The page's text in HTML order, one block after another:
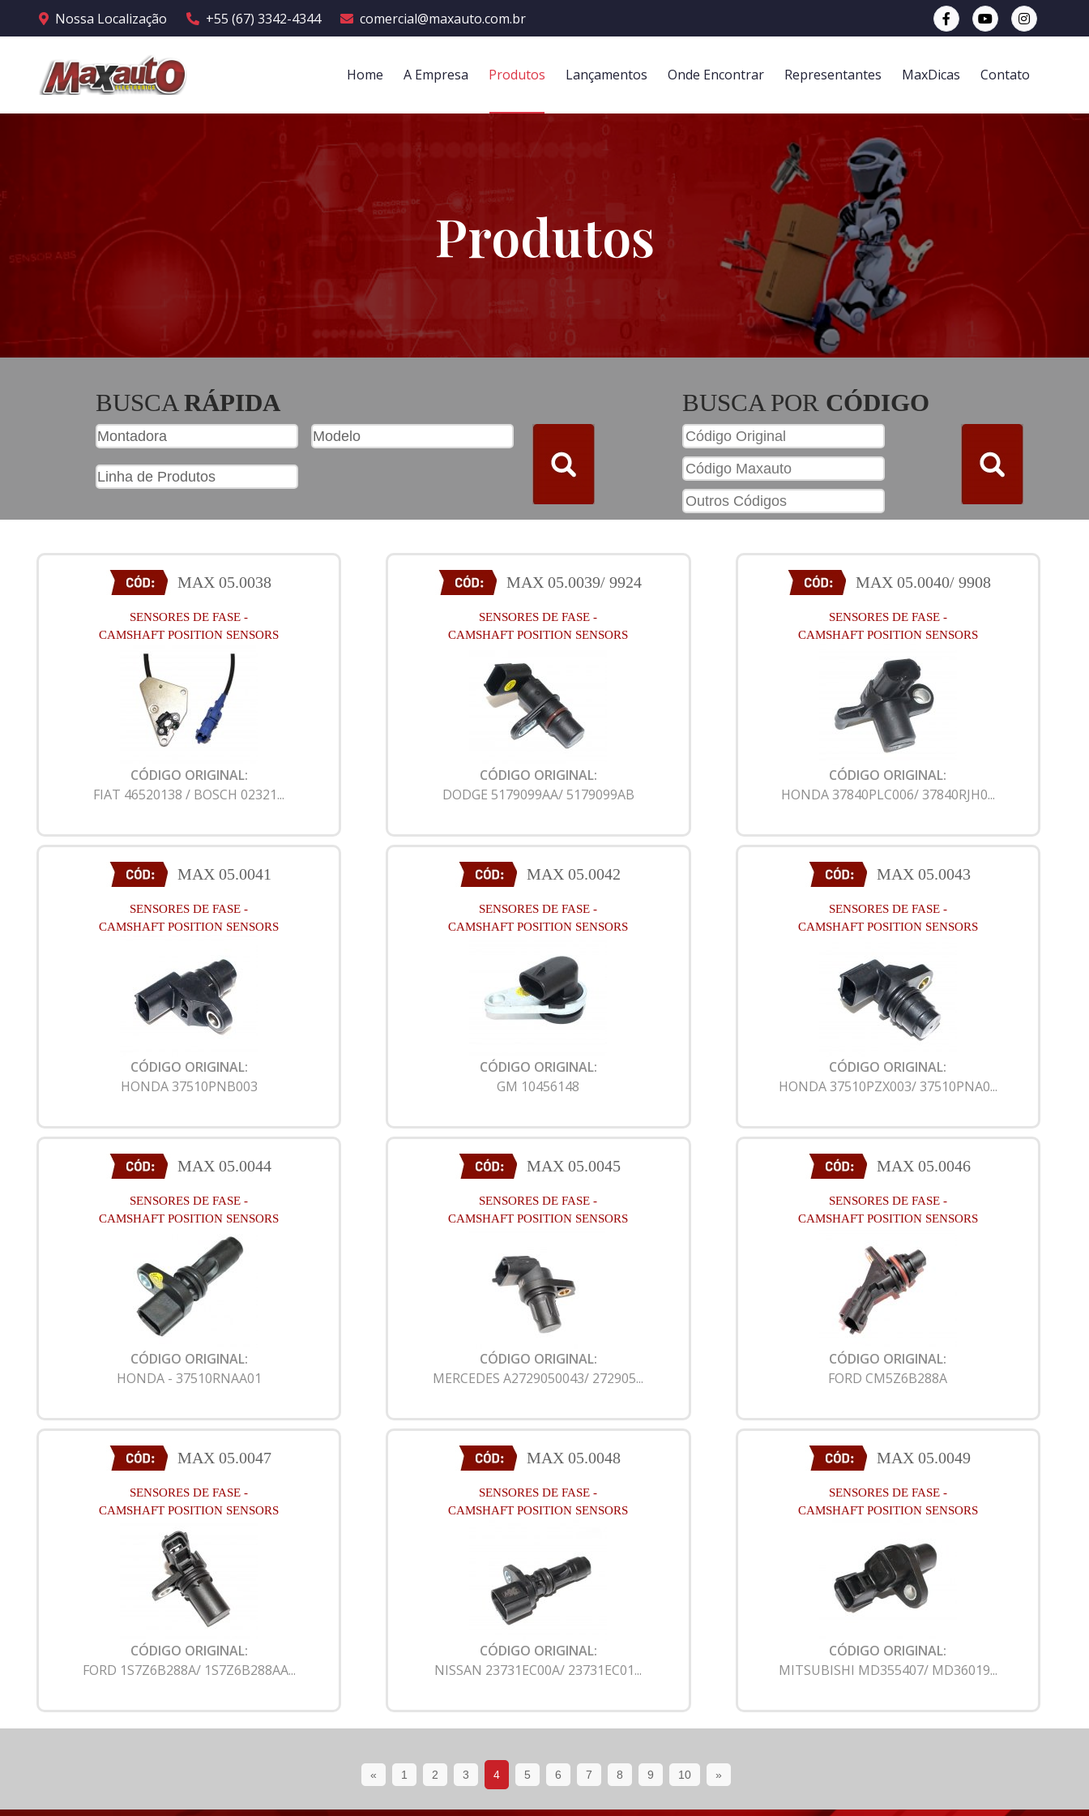
Nossa Localização +55 (67) 3342-4344 comercial@maxauto.com.br
Home A Empresa Produtos Lançamentos Onde Encontrar Representantes MaxDicas Contato
Produtos
BUSCARÁPIDA BUSCA POR CÓDIGO
MAX 05.0038
SENSORES DE FASE -
CAMSHAFT POSITION SENSORS
CÓDIGO ORIGINAL:
FIAT 46520138 / BOSCH 02321...
MAX 05.0039/ 9924
SENSORES DE FASE -
CAMSHAFT POSITION SENSORS
CÓDIGO ORIGINAL:
DODGE 5179099AA/ 5179099AB
MAX 05.0040/ 9908
SENSORES DE FASE -
CAMSHAFT POSITION SENSORS
CÓDIGO ORIGINAL:
HONDA 37840PLC006/ 37840RJH0...
MAX 05.0041
SENSORES DE FASE -
CAMSHAFT POSITION SENSORS
CÓDIGO ORIGINAL:
HONDA 37510PNB003
MAX 05.0042
SENSORES DE FASE -
CAMSHAFT POSITION SENSORS
CÓDIGO ORIGINAL:
GM 10456148
MAX 05.0043
SENSORES DE FASE -
CAMSHAFT POSITION SENSORS
CÓDIGO ORIGINAL:
HONDA 37510PZX003/ 37510PNA0...
MAX 05.0044
SENSORES DE FASE -
CAMSHAFT POSITION SENSORS
CÓDIGO ORIGINAL:
HONDA - 37510RNAA01
MAX 05.0045
SENSORES DE FASE -
CAMSHAFT POSITION SENSORS
CÓDIGO ORIGINAL:
MERCEDES A2729050043/ 272905...
MAX 05.0046
SENSORES DE FASE -
CAMSHAFT POSITION SENSORS
CÓDIGO ORIGINAL:
FORD CM5Z6B288A
MAX 05.0047
SENSORES DE FASE -
CAMSHAFT POSITION SENSORS
CÓDIGO ORIGINAL:
FORD 1S7Z6B288A/ 1S7Z6B288AA...
MAX 05.0048
SENSORES DE FASE -
CAMSHAFT POSITION SENSORS
CÓDIGO ORIGINAL:
NISSAN 23731EC00A/ 23731EC01...
MAX 05.0049
SENSORES DE FASE -
CAMSHAFT POSITION SENSORS
CÓDIGO ORIGINAL:
MITSUBISHI MD355407/ MD36019...
« 1 2 3 4 5 6 7 8 9 10 »